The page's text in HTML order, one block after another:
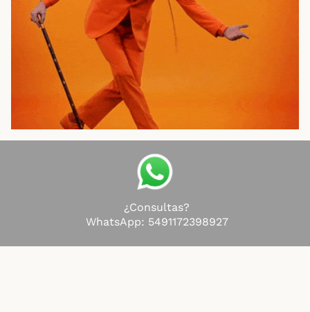
¿Consultas?
WhatsApp: 5491172398927